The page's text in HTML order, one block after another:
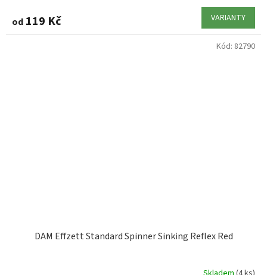
od 119 Kč VARIANTY
DAM Effzett Standard Spinner Sinking Reflex Red
Kód: 82790